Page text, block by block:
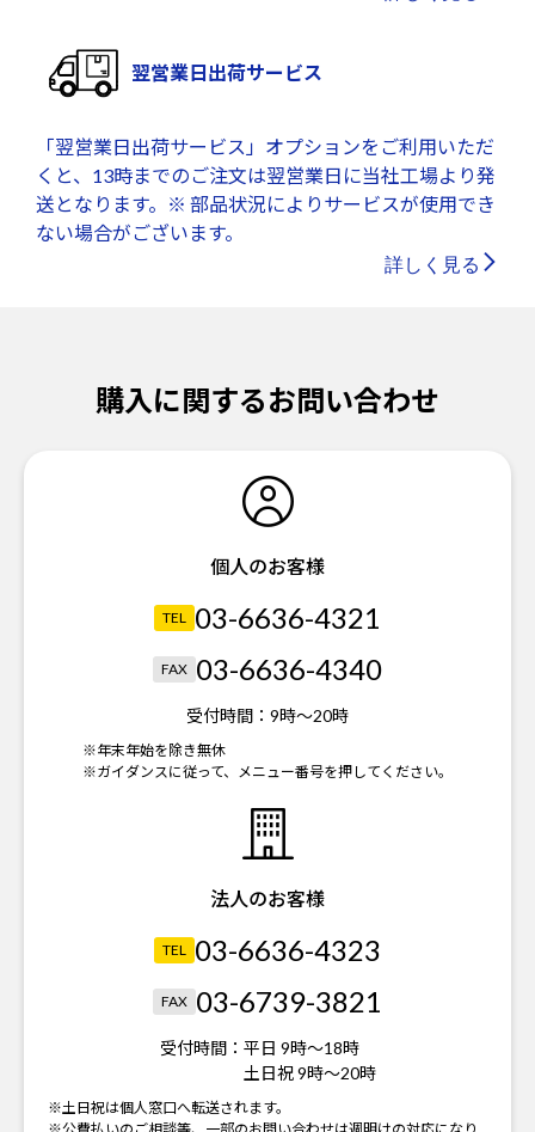
翌営業日出荷サービス
「翌営業日出荷サービス」オプションをご利用いただ
くと、13時までのご注文は翌営業日に当社工場より発
送となります。※ 部品状況によりサービスが使用でき
ない場合がございます。
詳しく見る
購入に関するお問い合わせ
個人のお客様
TEL 03-6636-4321
FAX 03-6636-4340
受付時間： 9時～20時
※年末年始を除き無休
※ガイダンスに従って、メニュー番号を押してください。
法人のお客様
TEL 03-6636-4323
FAX 03-6739-3821
受付時間： 平日 9時～18時
土日祝 9時～20時
※土日祝は個人窓口へ転送されます。